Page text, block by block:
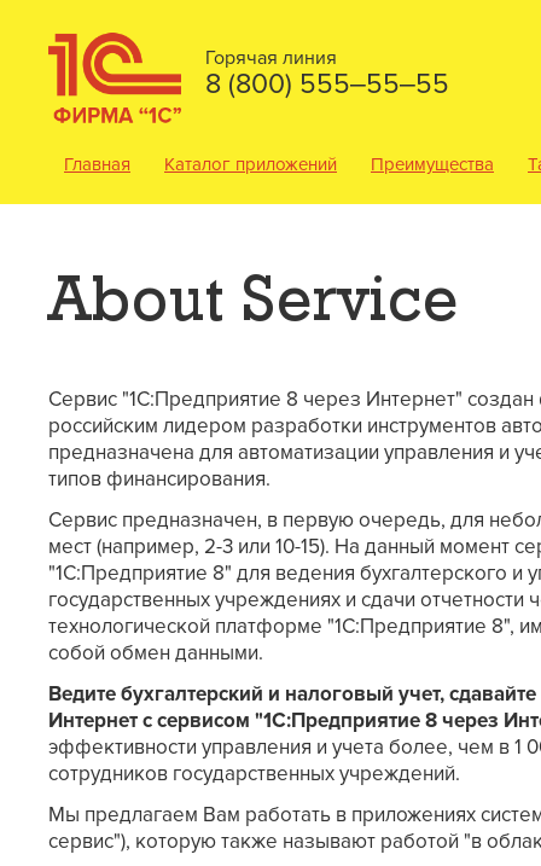
Горячая линия
8 (800) 555‒55‒55
Главная Каталог приложений Преимущества
About Service
Сервис "1С:Предприятие 8 через Интернет"
российским лидером разработки инструментов
предназначена для автоматизации управления и
типов финансирования.
Сервис предназначен, в первую очередь, для
мест (например, 2-3 или 10-15). На данный момент
"1С:Предприятие 8" для ведения бухгалтерского и
государственных учреждениях и сдачи
технологической платформе "1С:Предприятие 8",
собой обмен данными.
Ведите бухгалтерский и налоговый учет,
Интернет с сервисом "1С:Предприятие 8 через
эффективности управления и учета более, чем в
сотрудников государственных учреждений.
Мы предлагаем Вам работать в приложениях
сервис"), которую также называют работой "в